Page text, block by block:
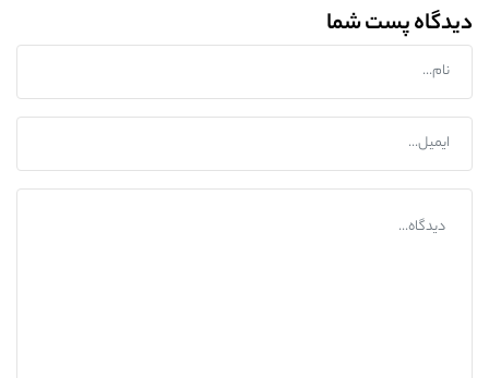
دیدگاه پست شما